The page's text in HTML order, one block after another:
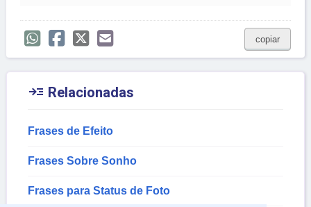
copiar
 Relacionadas
Frases de Efeito
Frases Sobre Sonho
Frases para Status de Foto